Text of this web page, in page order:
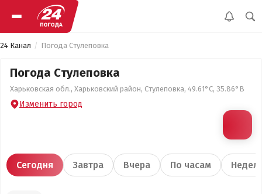
24 Канал Погода Стулеповка
Погода Стулеповка
Харьковская обл., Харьковский район, Стулеповка, 49.61°С, 35.86°В
Изменить город
Сегодня Завтра Вчера По часам